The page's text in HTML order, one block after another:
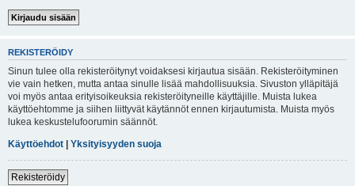
REKISTERÖIDY
Sinun tulee olla rekisteröitynyt voidaksesi kirjautua sisään. Rekisteröityminen
vie vain hetken, mutta antaa sinulle lisää mahdollisuuksia. Sivuston ylläpitäjä
voi myös antaa erityisoikeuksia rekisteröityneille käyttäjille. Muista lukea
käyttöehtomme ja siihen liittyvät käytännöt ennen kirjautumista. Muista myös
lukea keskustelufoorumin säännöt.
Käyttöehdot | Yksityisyyden suoja
Rekisteröidy